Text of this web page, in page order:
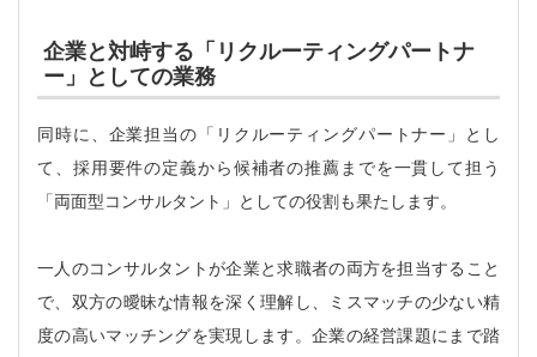
企業と対峙する「リクルーティングパートナ
ー」としての業務
同時に、企業担当の「リクルーティングパートナー」とし
て、採用要件の定義から候補者の推薦までを一貫して担う
「両面型コンサルタント」としての役割も果たします。
一人のコンサルタントが企業と求職者の両方を担当すること
で、双方の曖昧な情報を深く理解し、ミスマッチの少ない精
度の高いマッチングを実現します。企業の経営課題にまで踏